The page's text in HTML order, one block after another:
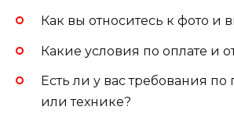
Как вы относитесь к фото и
Какие условия по оплате и
Есть ли у вас требования по
или технике?